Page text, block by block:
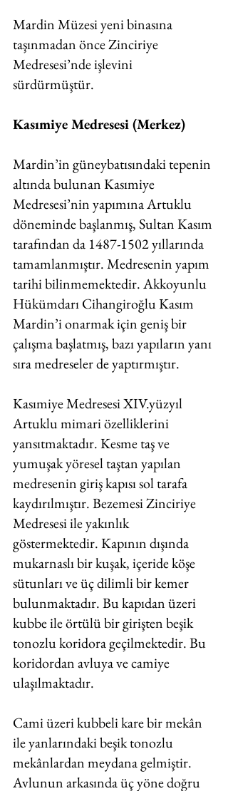
Mardin Müzesi yeni binasına
taşınmadan önce Zinciriye
Medresesi’nde işlevini
sürdürmüştür.
Kasımiye Medresesi (Merkez)
Mardin’in güneybatısındaki tepenin
altında bulunan Kasımiye
Medresesi’nin yapımına Artuklu
döneminde başlanmış, Sultan Kasım
tarafından da 1487-1502 yıllarında
tamamlanmıştır. Medresenin yapım
tarihi bilinmemektedir. Akkoyunlu
Hükümdarı Cihangiroğlu Kasım
Mardin’i onarmak için geniş bir
çalışma başlatmış, bazı yapıların yanı
sıra medreseler de yaptırmıştır.
Kasımiye Medresesi XIV.yüzyıl
Artuklu mimari özelliklerini
yansıtmaktadır. Kesme taş ve
yumuşak yöresel taştan yapılan
medresenin giriş kapısı sol tarafa
kaydırılmıştır. Bezemesi Zinciriye
Medresesi ile yakınlık
göstermektedir. Kapının dışında
mukarnaslı bir kuşak, içeride köşe
sütunları ve üç dilimli bir kemer
bulunmaktadır. Bu kapıdan üzeri
kubbe ile örtülü bir girişten beşik
tonozlu koridora geçilmektedir. Bu
koridordan avluya ve camiye
ulaşılmaktadır.
Cami üzeri kubbeli kare bir mekân
ile yanlarındaki beşik tonozlu
mekânlardan meydana gelmiştir.
Avlunun arkasında üç yöne doğru